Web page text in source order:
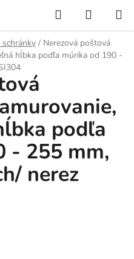
Hľadať
KOŠÍK
schránky / Nerezová poštová
hĺbka podľa múrika od 190 -
podľa
- 255 mm,
nerez